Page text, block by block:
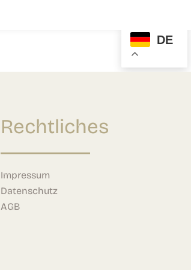
DE
Rechtliches
Impressum
Datenschutz
AGB